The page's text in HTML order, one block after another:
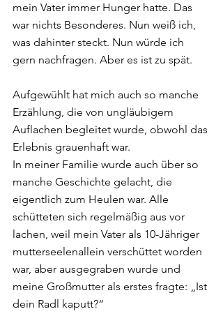
mein Vater immer Hunger hatte. Das
war nichts Besonderes. Nun weiß ich,
was dahinter steckt. Nun würde ich
gern nachfragen. Aber es ist zu spät.
Aufgewühlt hat mich auch so manche
Erzählung, die von ungläubigem
Auflachen begleitet wurde, obwohl das
Erlebnis grauenhaft war.
In meiner Familie wurde auch über so
manche Geschichte gelacht, die
eigentlich zum Heulen war. Alle
schütteten sich regelmäßig aus vor
lachen, weil mein Vater als 10-Jähriger
mutterseelenallein verschüttet worden
war, aber ausgegraben wurde und
meine Großmutter als erstes fragte: „Ist
dein Radl kaputt?“